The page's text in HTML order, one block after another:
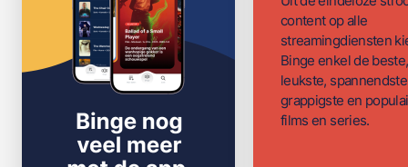
content op alle
streamingdiensten
Binge enkel de beste,
leukste,
grappigste en
films en series.